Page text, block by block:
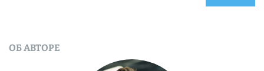
ОБ АВТОРЕ